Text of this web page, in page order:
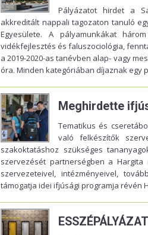
Pályázatot hirdet a
akkreditált nappali tagozaton tanuló
Egyesülete. A pályamunkákat
vidékfejlesztés és faluszociológia,
a 2019-2020-as tanévben alap- vagy
óra. Minden kategóriában díjaznak egy
Meghirdette
Tematikus és
való felkészítők
szakoktatáshoz szükséges
szervezését partnerségben a
szervezeteivel, intézményeivel,
támogatja idei ifjúsági programja révén